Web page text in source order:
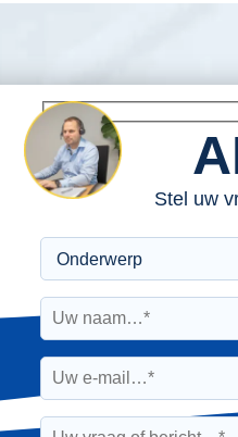
Stel uw